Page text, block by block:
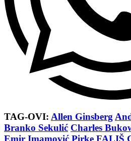
TAG-OVI: Allen Ginsberg
Branko Sekulić Charles
Emir Imamović Pirke FALIŠ